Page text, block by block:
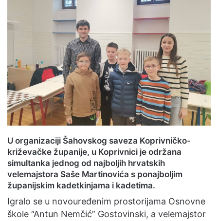
l
U organizaciji Šahovskog saveza Koprivničko-
križevačke županije, u Koprivnici je održana
simultanka jednog od najboljih hrvatskih
velemajstora Saše Martinovića s ponajboljim
županijskim kadetkinjama i kadetima.
Igralo se u novouređenim prostorijama Osnovne
škole “Antun Nemčić” Gostovinski, a velemajstor